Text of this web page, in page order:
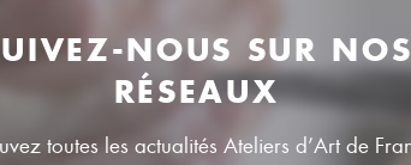
NOUS SUR NOS
RÉSEAUX
toutes les actualités Ateliers d’Art de